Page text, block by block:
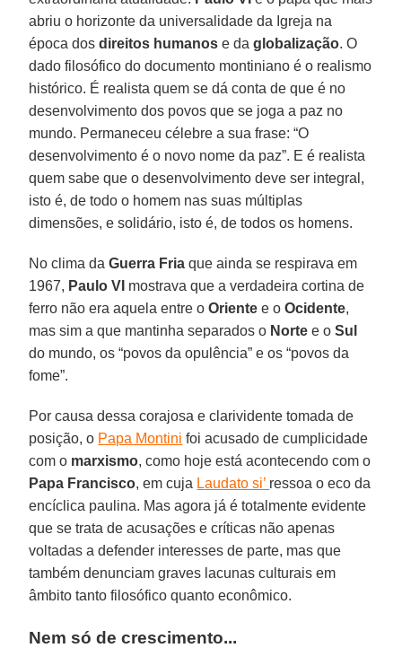
abriu o horizonte da universalidade da Igreja na
época dosdireitos humanos e daglobalização. O
dado filosófico do documento montiniano é o realismo
histórico. É realista quem se dá conta de que é no
desenvolvimento dos povos que se joga a paz no
mundo. Permaneceu célebre a sua frase: “O
desenvolvimento é o novo nome da paz”. E é realista
quem sabe que o desenvolvimento deve ser integral,
isto é, de todo o homem nas suas múltiplas
dimensões, e solidário, isto é, de todos os homens.
No clima daGuerra Fria que ainda se respirava em
1967, Paulo VI mostrava que a verdadeira cortina de
ferro não era aquela entre oOriente e oOcidente,
mas sim a que mantinha separados o Norte e oSul
do mundo, os “povos da opulência” e os “povos da
fome”.
Por causa dessa corajosa e clarividente tomada de
posição, o Papa Montini foi acusado de cumplicidade
com o marxismo, como hoje está acontecendo com o
Papa Francisco, em cuja Laudato si’ ressoa o eco da
encíclica paulina. Mas agora já é totalmente evidente
que se trata de acusações e críticas não apenas
voltadas a defender interesses de parte, mas que
também denunciam graves lacunas culturais em
âmbito tanto filosófico quanto econômico.
Nem só de crescimento...